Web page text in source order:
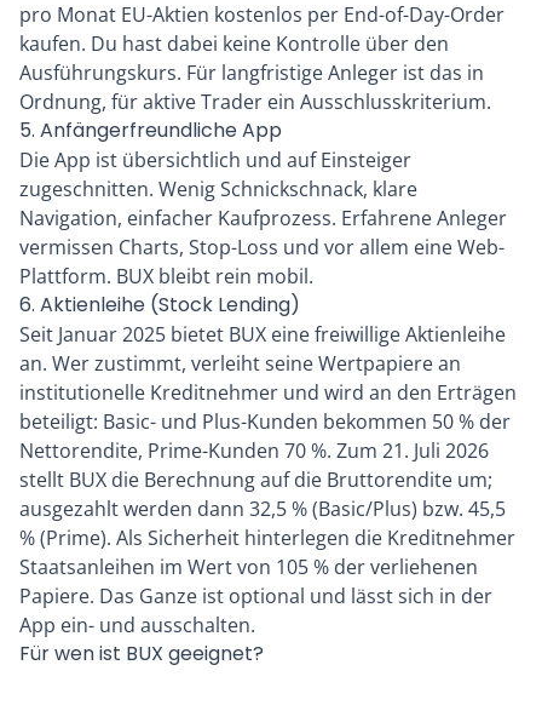
pro Monat EU-Aktien kostenlos per End-of-Day-Order
kaufen. Du hast dabei keine Kontrolle über den
Ausführungskurs. Für langfristige Anleger ist das in
Ordnung, für aktive Trader ein Ausschlusskriterium.
5. Anfängerfreundliche App
Die App ist übersichtlich und auf Einsteiger
zugeschnitten. Wenig Schnickschnack, klare
Navigation, einfacher Kaufprozess. Erfahrene Anleger
vermissen Charts, Stop-Loss und vor allem eine Web-
Plattform. BUX bleibt rein mobil.
6. Aktienleihe (Stock Lending)
Seit Januar 2025 bietet BUX eine freiwillige Aktienleihe
an. Wer zustimmt, verleiht seine Wertpapiere an
institutionelle Kreditnehmer und wird an den Erträgen
beteiligt: Basic- und Plus-Kunden bekommen 50 % der
Nettorendite, Prime-Kunden 70 %. Zum 21. Juli 2026
stellt BUX die Berechnung auf die Bruttorendite um;
ausgezahlt werden dann 32,5 % (Basic/Plus) bzw. 45,5
% (Prime). Als Sicherheit hinterlegen die Kreditnehmer
Staatsanleihen im Wert von 105 % der verliehenen
Papiere. Das Ganze ist optional und lässt sich in der
App ein- und ausschalten.
Für wen ist BUX geeignet?